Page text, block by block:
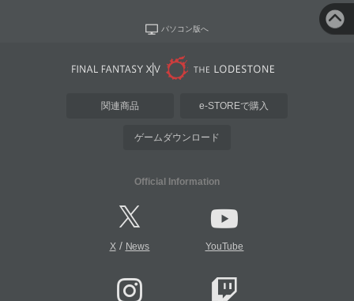
パソコン版へ
関連商品 e-STOREで購入
ゲームダウンロード
Official Information
X/ News YouTube